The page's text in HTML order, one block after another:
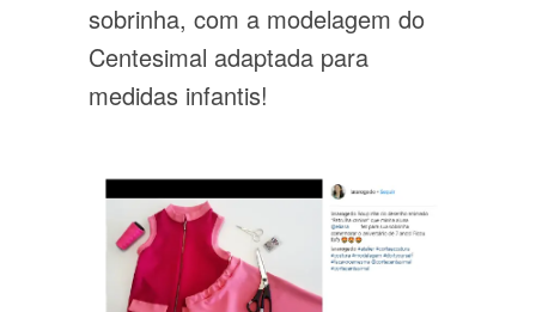
sobrinha, com a modelagem do
Centesimal adaptada para
medidas infantis!